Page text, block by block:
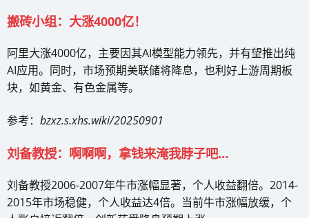
搬砖小组：大涨4000亿！
阿里大涨4000亿，主要因其AI模型能力领先，并有望推出纯
AI应用。同时，市场预期美联储将降息，也利好上游周期板
块，如黄金、有色金属等。
参考： bzxz.s.xhs.wiki/20250901
刘备教授：啊啊啊，拿钱来淹我脖子吧…
刘备教授2006-2007年牛市涨幅显著，个人收益翻倍。2014-
2015年市场稳健，个人收益达4倍。当前牛市涨幅放缓，个